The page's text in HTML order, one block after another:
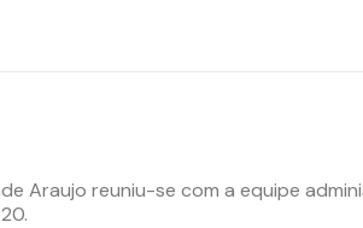
Araujo reuniu-se com a equipe